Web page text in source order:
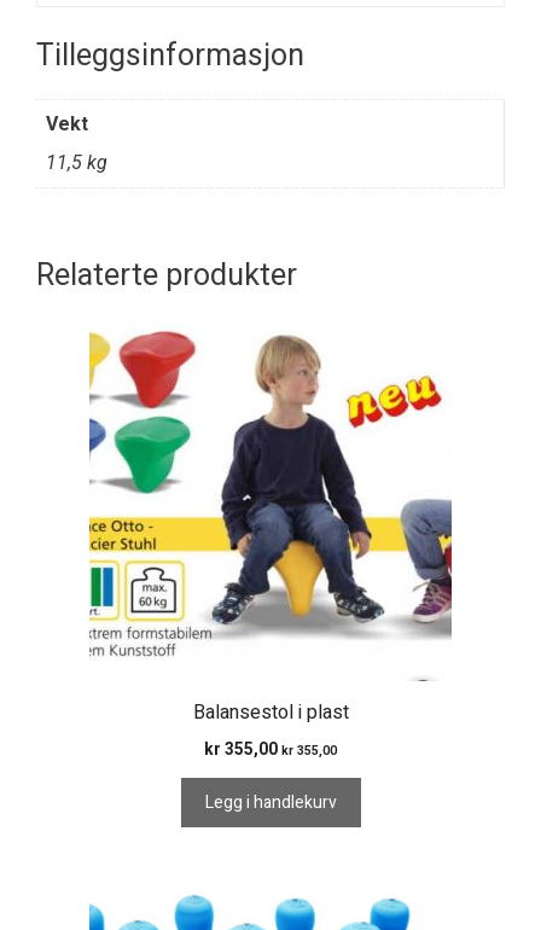
Tilleggsinformasjon
Vekt
11,5 kg
Relaterte produkter
Balansestol i plast
kr 355,00 kr 355,00
Legg i handlekurv